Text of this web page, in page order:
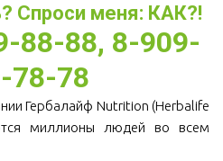
Спроси меня: КАК?!
88-88, 8-909-
78-78
Гербалайф Nutrition (Herbalife
миллионы людей во всем